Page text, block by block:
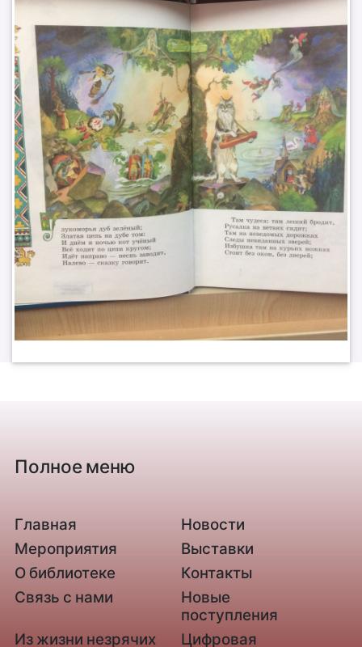
Полное меню
Главная
Новости
Мероприятия
Выставки
О библиотеке
Контакты
Связь с нами
Новые
поступления
Из жизни незрячих
Цифровая